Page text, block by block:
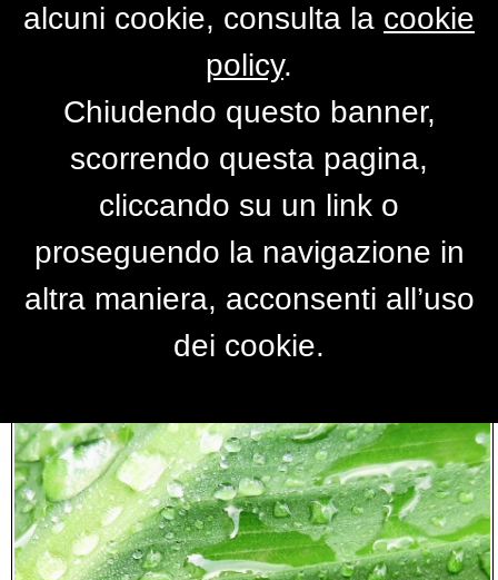
Foto piante
alcuni cookie, consulta la cookie
policy.
Chiudendo questo banner,
scorrendo questa pagina,
cliccando su un link o
proseguendo la navigazione in
altra maniera, acconsenti all’uso
dei cookie.